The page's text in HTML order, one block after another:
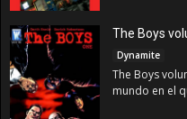
The Boys
Dynamite
The Boys
mundo en el